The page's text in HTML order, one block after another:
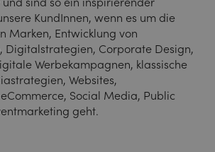
KundInnen, wenn es um die
Marken, Entwicklung von
Digitalstrategien, Corporate Design,
Werbekampagnen, klassische
Websites,
Social Media, Public
geht.